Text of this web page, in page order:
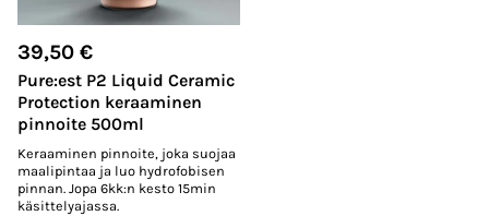
39,50 €
Pure:est P2 Liquid Ceramic
Protection keraaminen
pinnoite 500ml
Keraaminen pinnoite, joka suojaa
maalipintaa ja luo hydrofobisen
pinnan. Jopa 6kk:n kesto 15min
käsittelyajassa.